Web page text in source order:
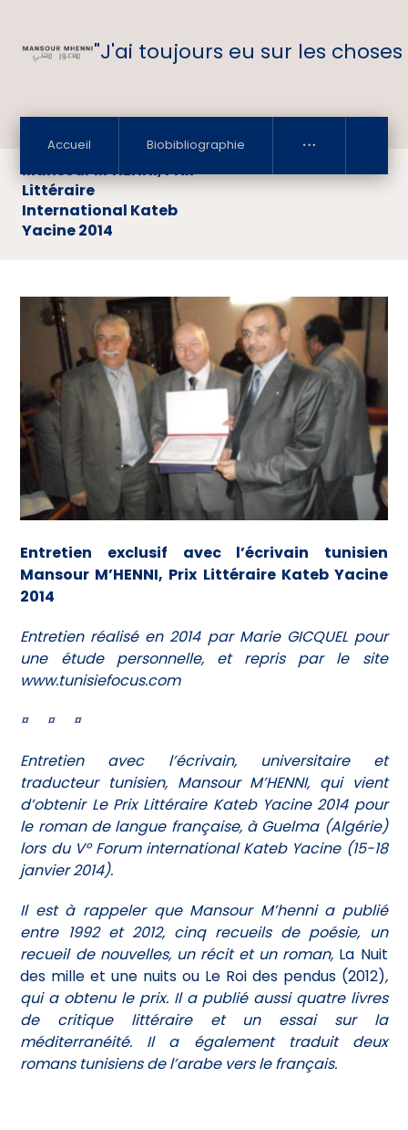
"J'ai toujours eu sur les
Accueil Biobibliographie
Mansour M’HENNI, Prix
Littéraire
International Kateb
Yacine 2014
Entretien exclusif avec l’écrivain tunisien
Mansour M’HENNI, Prix Littéraire Kateb Yacine
2014
Entretien réalisé en 2014 par Marie GICQUEL pour
une étude personnelle, et repris par le site
www.tunisiefocus.com
¤ ¤ ¤
Entretien avec l’écrivain, universitaire et
traducteur tunisien, Mansour M’HENNI, qui vient
d’obtenir Le Prix Littéraire Kateb Yacine 2014 pour
le roman de langue française, à Guelma (Algérie)
lors du V° Forum international Kateb Yacine (15-18
janvier 2014).
Il est à rappeler que Mansour M’henni a publié
entre 1992 et 2012, cinq recueils de poésie, un
recueil de nouvelles, un récit et un roman, La Nuit
des mille et une nuits ou Le Roi des pendus (2012),
qui a obtenu le prix. Il a publié aussi quatre livres
de critique littéraire et un essai sur la
méditerranéité. Il a également traduit deux
romans tunisiens de l’arabe vers le français.